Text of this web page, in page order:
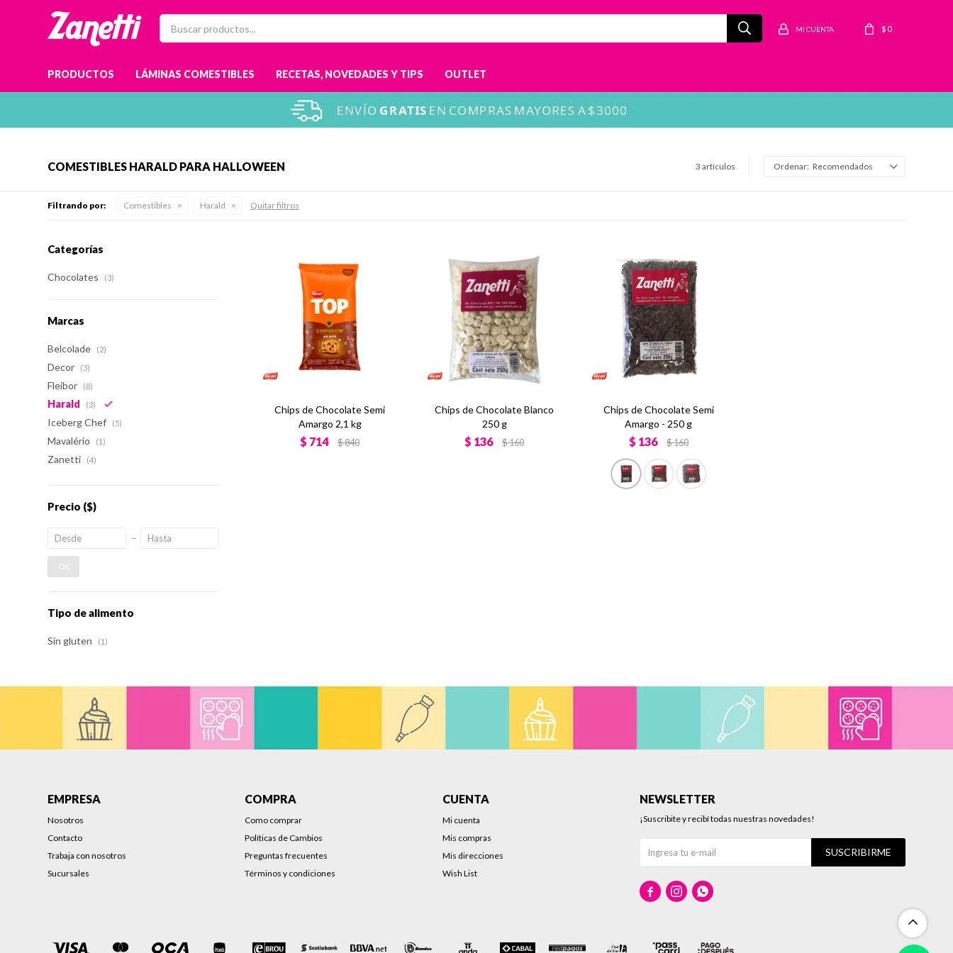
PRODUCTOS LÁMINAS COMESTIBLES RECETAS, NOVEDADES Y TIPS OUTLET
$ 0
COMESTIBLES HARALD PARA HALLOWEEN 3 artículos Recomendados
Filtrando por: Comestibles Harald Quitar filtros
Chips de Chocolate Semi
Amargo 2,1 kg
$ 714 $840
Chips de Chocolate Blanco
250 g
$ 136 $160
Chips de Chocolate Semi
Amargo - 250 g
$ 136 $160
Categorías
Chocolates (3)
Marcas
Belcolade (2)
Decor (3)
Fleibor (8)
Harald (3)
Iceberg Chef (5)
Mavalério (1)
Zanetti (4)
Precio ($)
OK
Tipo de alimento
Sin gluten (1)
EMPRESA
Nosotros
Contacto
Trabaja con nosotros
Sucursales
COMPRA
Como comprar
Políticas de Cambios
Preguntas frecuentes
Términos y condiciones
CUENTA
Mi cuenta
Mis compras
Mis direcciones
Wish List
NEWSLETTER
¡Suscribite y recibí todas nuestras novedades!
SUSCRIBIRME
  